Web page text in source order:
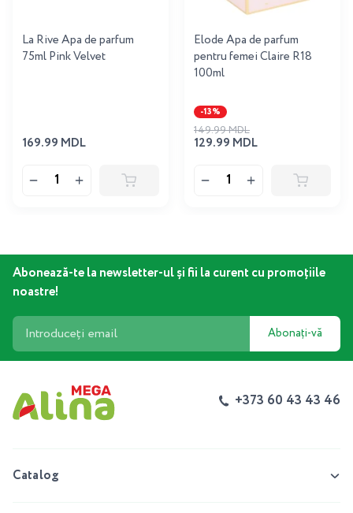
La Rive Apa de parfum
75ml Pink Velvet
169.99 MDL
Elode Apa de parfum
pentru femei Claire R18
100ml
-13%
129.99 MDL
149.99 MDL
Abonează-te la newsletter-ul și fii la curent cu promoțiile
noastre!
Abonați-vă
+373 60 43 43 46
Catalog